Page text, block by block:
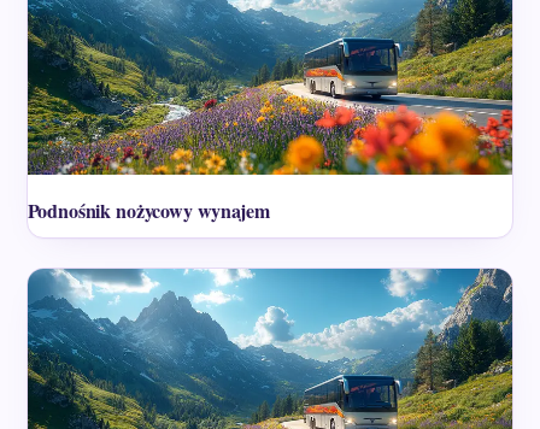
Podnośnik nożycowy wynajem